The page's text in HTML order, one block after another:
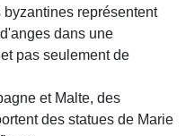
représentent
dans une
pas seulement de
et Malte, des
des statues de Marie